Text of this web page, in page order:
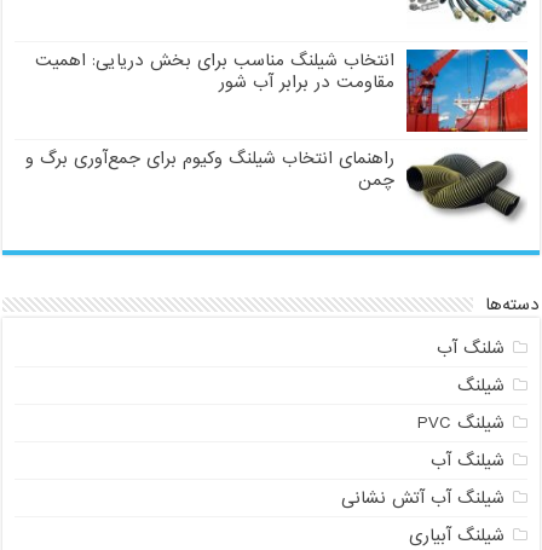
انتخاب شیلنگ مناسب برای بخش دریایی: اهمیت
مقاومت در برابر آب شور
راهنمای انتخاب شیلنگ وکیوم برای جمع‌آوری برگ و
چمن
دسته‌ها
شلنگ آب
شیلنگ
شیلنگ PVC
شیلنگ آب
شیلنگ آب آتش نشانی
شیلنگ آبیاری